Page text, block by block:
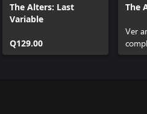
The Alters: Last
Variable
Q129.00
The
Ver